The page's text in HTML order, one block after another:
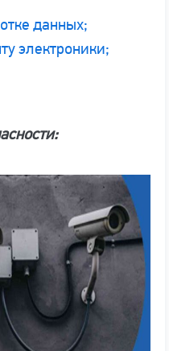
данных;
электроники;